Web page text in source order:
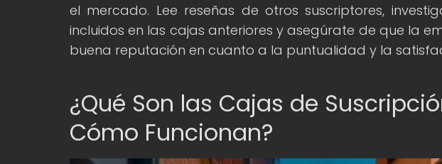
el mercado. Lee reseñas de otros suscriptores,
incluidos en las cajas anteriores y asegúrate de que la
buena reputación en cuanto a la puntualidad y la
¿Qué Son las Cajas de
Cómo Funcionan?